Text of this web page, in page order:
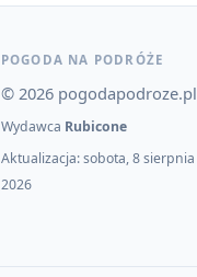
POGODA NA PODRÓŻE
© 2026 pogodapodroze.pl
Wydawca Rubicone
Aktualizacja: sobota, 8 sierpnia
2026